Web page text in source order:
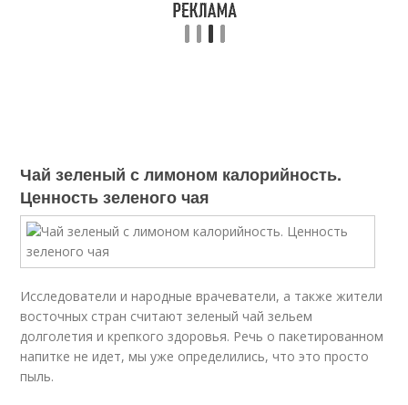
Чай зеленый с лимоном калорийность.
Ценность зеленого чая
Исследователи и народные врачеватели, а также жители
восточных стран считают зеленый чай зельем
долголетия и крепкого здоровья. Речь о пакетированном
напитке не идет, мы уже определились, что это просто
пыль.